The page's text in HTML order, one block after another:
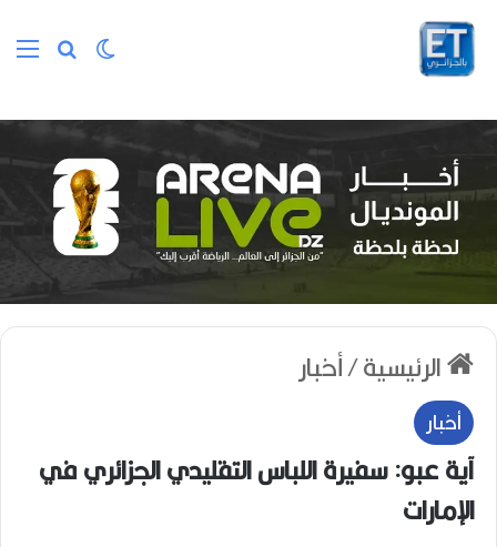
بحث عن
الوضع المظلم
الرئيسية/أخبار
أخبار
آية عبو: سفيرة اللباس التقليدي الجزائري في
الإمارات